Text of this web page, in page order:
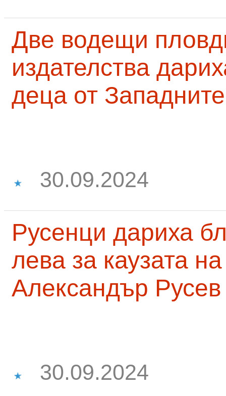
Две водещи
издателства
деца от
30.09.2024
Русенци дариха
лева за каузата
Александър Русев
30.09.2024